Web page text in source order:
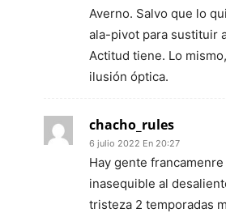
Averno. Salvo que lo
ala-pivot para sustituir
Actitud tiene. Lo
ilusión óptica.
chacho_rules
6 julio 2022 En 20:27
Hay gente
inasequible al
tristeza 2 temporadas